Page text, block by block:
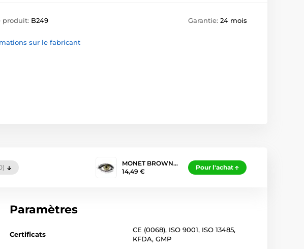
produit: B249 Garantie: 24 mois
sur le fabricant
MONET BROWN…
14,49 €
Pour l'achat
Paramètres
Certificats
CE (0068), ISO 9001, ISO 13485,
KFDA,GMP